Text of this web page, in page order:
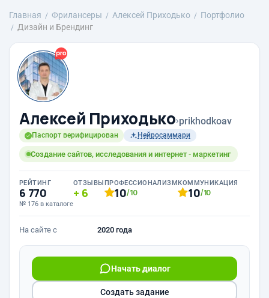
Главная Фрилансеры Алексей Приходько
Портфолио
Дизайн и Брендинг
Алексей Приходько›prikhodkoav
Паспорт верифицирован Нейросаммари
Создание сайтов, исследования и интернет - маркетинг
РЕЙТИНГ
6 770
№ 176 в каталоге
ОТЗЫВЫ
6
ПРОФЕССИОНАЛИЗМ
10/10
КОММУНИКАЦИЯ
10/10
На сайте с 2020 года
Начать диалог
Создать задание